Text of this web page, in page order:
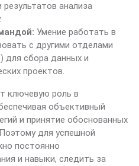
анализа
Умение работать в
с другими отделами
для сбора данных и
проектов.
ключевую роль в
объективный
и принятие обоснованных
для успешной
постоянно
и навыки, следить за